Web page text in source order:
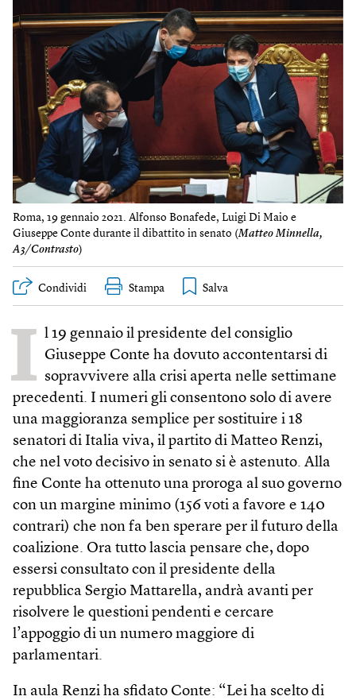
Roma, 19 gennaio 2021. Alfonso Bonafede, Luigi Di Mai​o e
Giuseppe Conte durante il dibattito in senato (Matteo Minnella,
A3/Contrasto)
Condividi Stampa
I l 19 gennaio il presidente del consiglio
Giuseppe Conte ha dovuto accontentarsi di
sopravvivere alla crisi aperta nelle settimane
precedenti. I numeri gli consentono solo di avere
una maggioranza semplice per sostituire i 18
senatori di Italia viva, il partito di Matteo Renzi,
che nel voto decisivo in senato si è astenuto. Alla
fine Conte ha ottenuto una proroga al suo governo
con un margine minimo (156 voti a favore e 140
contrari) che non fa ben sperare per il futuro della
coalizione. Ora tutto lascia pensare che, dopo
essersi consultato con il presidente della
repubblica Sergio Mattarella, andrà avanti per
risolvere le questioni pendenti e cercare
l’appoggio di un numero maggiore di
parlamentari.
In aula Renzi ha sfidato Conte: “Lei ha scelto di